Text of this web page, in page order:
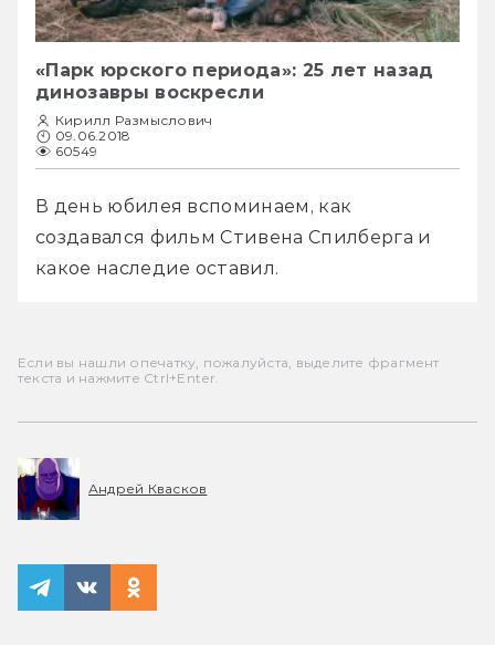
«Парк юрского периода»: 25 лет назад
динозавры воскресли
Кирилл Размыслович
09.06.2018
60549
В день юбилея вспоминаем, как
создавался фильм Стивена Спилберга и
какое наследие оставил.
Если вы нашли опечатку, пожалуйста, выделите фрагмент
текста и нажмите Ctrl+Enter.
Андрей Квасков